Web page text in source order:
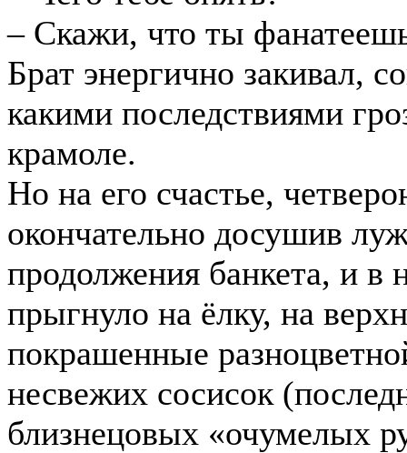
– Скажи, что ты
Брат энергично закивал,
какими последствиями
крамоле.
Но на его счастье,
окончательно досушив
продолжения банкета, и в
прыгнуло на ёлку, на
покрашенные
несвежих сосисок
близнецовых «очумелых